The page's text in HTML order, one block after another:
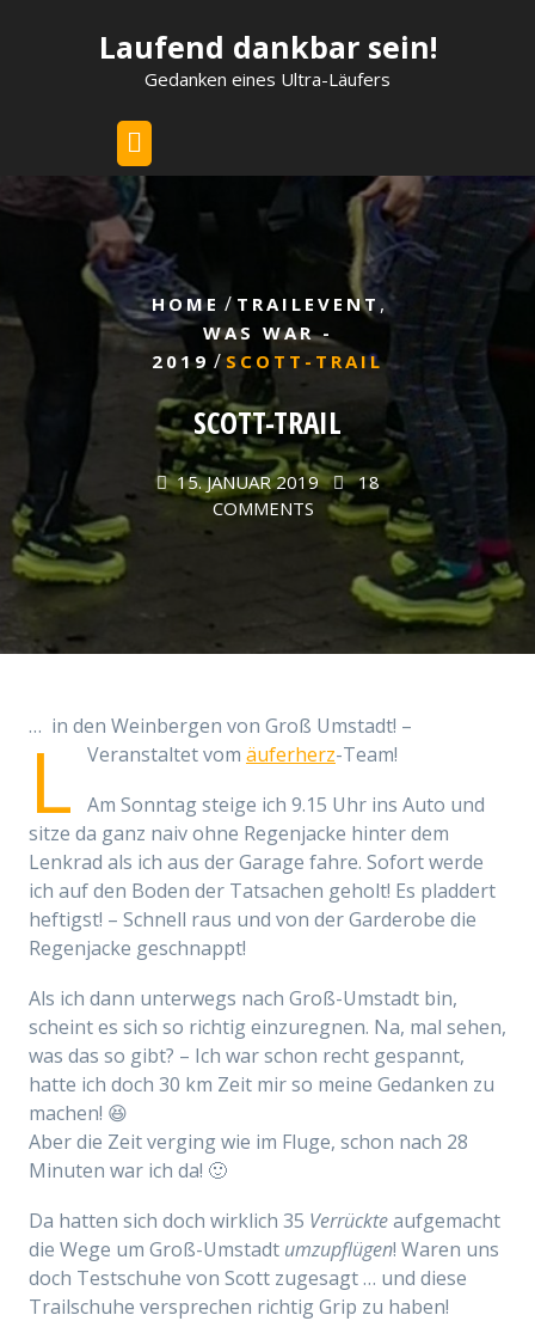
Laufend dankbar sein!
Gedanken eines Ultra-Läufers
HOME / TRAILEVENT ,
WAS WAR -
2019 / SCOTT-TRAIL
SCOTT-TRAIL
15. JANUAR 2019
18
COMMENTS
… in den Weinbergen von Groß Umstadt! –
Veranstaltet vom
L äuferherz-Team!
Am Sonntag steige ich 9.15 Uhr ins Auto und
sitze da ganz naiv ohne Regenjacke hinter dem
Lenkrad als ich aus der Garage fahre. Sofort werde
ich auf den Boden der Tatsachen geholt! Es pladdert
heftigst! – Schnell raus und von der Garderobe die
Regenjacke geschnappt!
Als ich dann unterwegs nach Groß-Umstadt bin,
scheint es sich so richtig einzuregnen. Na, mal sehen,
was das so gibt? – Ich war schon recht gespannt,
hatte ich doch 30 km Zeit mir so meine Gedanken zu
machen! 😆
Aber die Zeit verging wie im Fluge, schon nach 28
Minuten war ich da! 🙂
Da hatten sich doch wirklich 35 Verrückteaufgemacht
die Wege um Groß-Umstadt umzupflügen! Waren uns
doch Testschuhe von Scott zugesagt … und diese
Trailschuhe versprechen richtig Grip zu haben!